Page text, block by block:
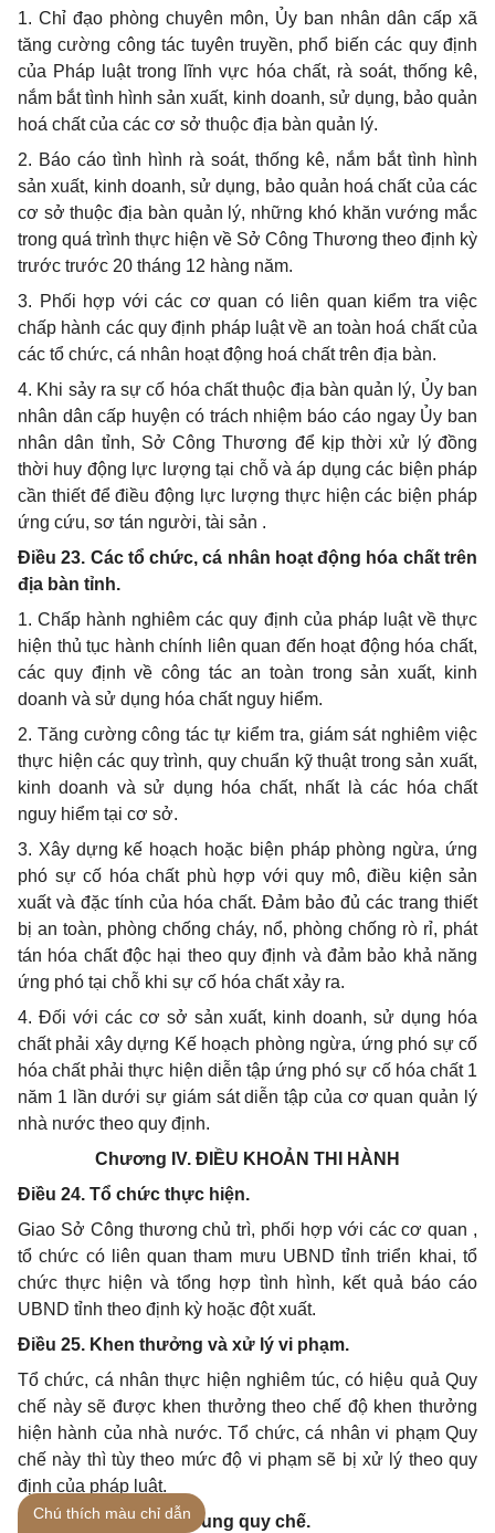
1. Chỉ đạo phòng chuyên môn, Ủy ban nhân dân cấp xã
tăng cường công tác tuyên truyền, phổ biến các quy định
của Pháp luật trong lĩnh vực hóa chất, rà soát, thống kê,
nắm bắt tình hình sản xuất, kinh doanh, sử dụng, bảo quản
hoá chất của các cơ sở thuộc địa bàn quản lý.
2. Báo cáo tình hình rà soát, thống kê, nắm bắt tình hình
sản xuất, kinh doanh, sử dụng, bảo quản hoá chất của các
cơ sở thuộc địa bàn quản lý, những khó khăn vướng mắc
trong quá trình thực hiện về Sở Công Thương theo định kỳ
trước trước 20 tháng 12 hàng năm.
3. Phối hợp với các cơ quan có liên quan kiểm tra việc
chấp hành các quy định pháp luật về an toàn hoá chất của
các tổ chức, cá nhân hoạt động hoá chất trên địa bàn.
4. Khi sảy ra sự cố hóa chất thuộc địa bàn quản lý, Ủy ban
nhân dân cấp huyện có trách nhiệm báo cáo ngay Ủy ban
nhân dân tỉnh, Sở Công Thương để kịp thời xử lý đồng
thời huy động lực lượng tại chỗ và áp dụng các biện pháp
cần thiết để điều động lực lượng thực hiện các biện pháp
ứng cứu, sơ tán người, tài sản .
Điều 23. Các tổ chức, cá nhân hoạt động hóa chất trên
địa bàn tỉnh.
1. Chấp hành nghiêm các quy định của pháp luật về thực
hiện thủ tục hành chính liên quan đến hoạt động hóa chất,
các quy định về công tác an toàn trong sản xuất, kinh
doanh và sử dụng hóa chất nguy hiểm.
2. Tăng cường công tác tự kiểm tra, giám sát nghiêm việc
thực hiện các quy trình, quy chuẩn kỹ thuật trong sản xuất,
kinh doanh và sử dụng hóa chất, nhất là các hóa chất
nguy hiểm tại cơ sở.
3. Xây dựng kế hoạch hoặc biện pháp phòng ngừa, ứng
phó sự cố hóa chất phù hợp với quy mô, điều kiện sản
xuất và đặc tính của hóa chất. Đảm bảo đủ các trang thiết
bị an toàn, phòng chống cháy, nổ, phòng chống rò rỉ, phát
tán hóa chất độc hại theo quy định và đảm bảo khả năng
ứng phó tại chỗ khi sự cố hóa chất xảy ra.
4. Đối với các cơ sở sản xuất, kinh doanh, sử dụng hóa
chất phải xây dựng Kế hoạch phòng ngừa, ứng phó sự cố
hóa chất phải thực hiện diễn tập ứng phó sự cố hóa chất 1
năm 1 lần dưới sự giám sát diễn tập của cơ quan quản lý
nhà nước theo quy định.
Chương IV. ĐIỀU KHOẢN THI HÀNH
Điều 24. Tổ chức thực hiện.
Giao Sở Công thương chủ trì, phối hợp với các cơ quan ,
tổ chức có liên quan tham mưu UBND tỉnh triển khai, tổ
chức thực hiện và tổng hợp tình hình, kết quả báo cáo
UBND tỉnh theo định kỳ hoặc đột xuất.
Điều 25. Khen thưởng và xử lý vi phạm.
Tổ chức, cá nhân thực hiện nghiêm túc, có hiệu quả Quy
chế này sẽ được khen thưởng theo chế độ khen thưởng
hiện hành của nhà nước. Tổ chức, cá nhân vi phạm Quy
chế này thì tùy theo mức độ vi phạm sẽ bị xử lý theo quy
định của pháp luật.
Điều 26. Sửa đổi, bổ sung quy chế.
Chú thích màu chỉ dẫn